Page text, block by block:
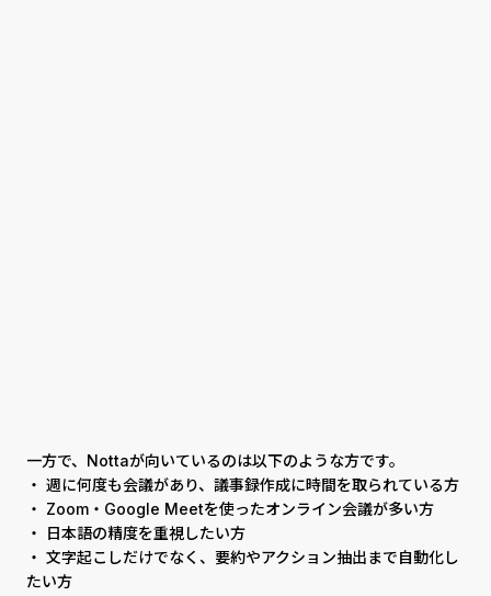
一方で、Nottaが向いているのは以下のような方です。
・ 週に何度も会議があり、議事録作成に時間を取られている方
・ Zoom・Google Meetを使ったオンライン会議が多い方
・ 日本語の精度を重視したい方
・ 文字起こしだけでなく、要約やアクション抽出まで自動化し
たい方